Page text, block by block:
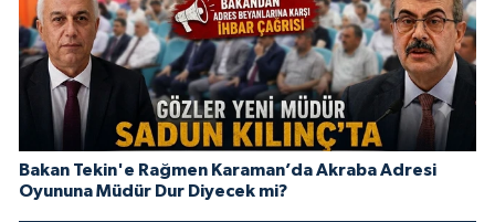
Bakan Tekin'e Rağmen Karaman’da Akraba Adresi
Oyununa Müdür Dur Diyecek mi?